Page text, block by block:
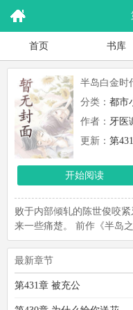
首页 书库
半岛白金时
分类：都市
作者： 牙医
更新：第
开始阅读
败于内部倾轧的陈世俊咬
来一些痛楚。 前作《半岛
最新章节
第431章 被充公